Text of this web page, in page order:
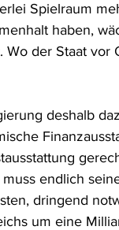
Spielraum
haben,
der Staat vor
deshalb
endlich
dringend
um eine